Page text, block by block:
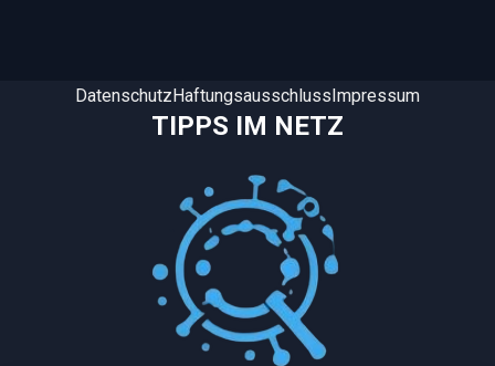
TIPPS IM NETZ
DatenschutzHaftungsausschlussImpressum